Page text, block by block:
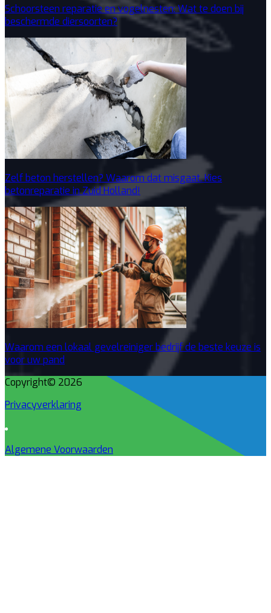
Schoorsteen reparatie en vogelnesten: Wat te doen bij
beschermde diersoorten?
Zelf beton herstellen? Waarom dat misgaat. Kies
betonreparatie in Zuid Holland!
Waarom een lokaal gevelreiniger bedrijf de beste keuze is
voor uw pand
Copyright© 2026
Privacyverklaring
Algemene Voorwaarden